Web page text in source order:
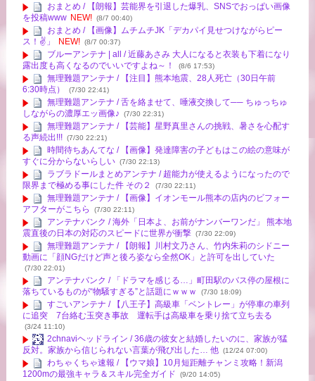
おまとめ / 【朗報】芸能界を引退した爆乳、SNSでおっぱい画像
を投稿www NEW! (8/7 00:40)
おまとめ / 【画像】ムチムチJK「デカパイ見せつけながらピー
ス！✌」
NEW! (8/7 00:37)
ブルーアンテナ | all / 近藤あさみ 大人になると衣装も下着になり
露出度も高くなるのでいいですよね～！
(8/6 17:53)
無理難題アンテナ / 【注目】熊本地震、28人死亡（30日午前
6:30時点）
(7/30 22:41)
無理難題アンテナ / 舌を絡ませて、唾液交換して── ちゅっちゅ
しながらの濃厚エッ画像♪
(7/30 22:31)
無理難題アンテナ / 【芸能】星野真里さんの挑戦、暑さを心配す
る声続出!!! (7/30 22:21)
時間待ちあんてな / 【画像】発達障害の子どもはこの絵の意味が
すぐに分からないらしい (7/30 22:13)
ラブラドールまとめアンテナ / 超能力が使えるようになったので
限界まで極める事にした件 その２
(7/30 22:11)
無理難題アンテナ / 【画像】イオンモール熊本の店内のビフォー
アフターがこちら
(7/30 22:11)
アンテナバンク / 海外「日本よ、お前がナンバーワンだ」 熊本地
震直後の日本の対応のスピードに世界が衝撃 (7/30 22:09)
無理難題アンテナ / 【朗報】川村文乃さん、竹内朱莉のシドニー
動画に「顔NGだけど声と後ろ姿なら全然OK」と許可を出していた
(7/30 22:01)
アンテナバンク / 「ドラマを感じる…」町田駅のバス停の屋根に
落ちているものが“物騒すぎる”と話題にｗｗｗ
(7/30 18:09)
すごいアンテナ / 【八王子】高級車「ベントレー」が停車の車列
に追突 7台絡む玉突き事故 運転手は高級車を乗り捨て立ち去る
(3/24 11:10)
2chnaviヘッドライン / 36歳の彼女と結婚したいのに、家族が猛
反対。家族から信じられない言葉が飛び出した… 他 (12/24 07:00)
わちゃくちゃ速報 / 【ウマ娘】10月短距離チャンミ攻略！新潟
1200mの最強キャラ＆スキル完全ガイド
(9/20 14:05)